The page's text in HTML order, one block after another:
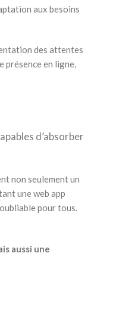
aux besoins
des attentes
présence en ligne,
d’absorber
non seulement un
une web app
pour tous.
aussi une